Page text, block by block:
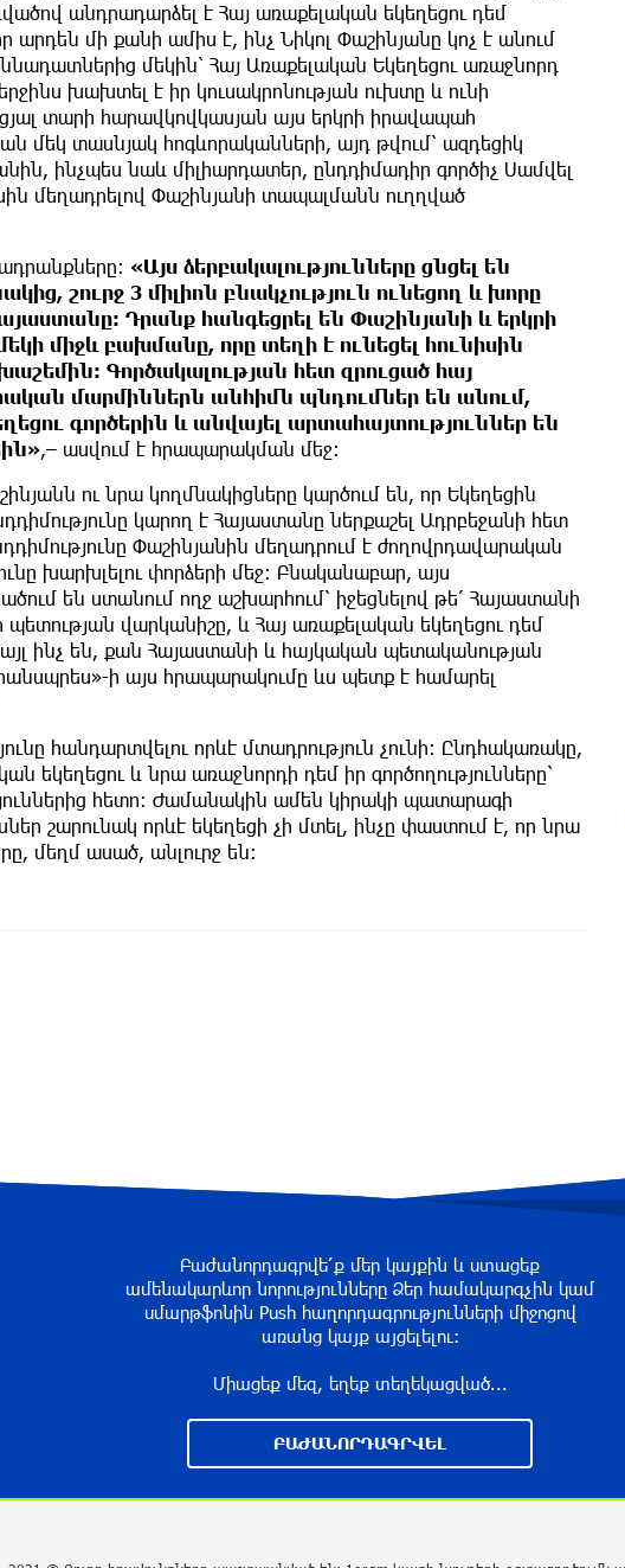
անդրադարձել է Հայ առաքելական եկեղեցու դեմ
արդեն մի քանի ամիս է, ինչ Նիկոլ Փաշինյանը կոչ է անում
մեկին՝ Հայ Առաքելական Եկեղեցու առաջնորդ
խախտել է իր կուսակրոնության ուխտը և ունի
տարի հարավկովկասյան այս երկրի իրավապահ
մեկ տասնյակ հոգևորականների, այդ թվում՝ ազդեցիկ
ինչպես նաև միլիարդատեր, ընդդիմադիր գործիչ Սամվել
մեղադրելով Փաշինյանի տապալմանն ուղղված
«Այս ձերբակալությունները ցնցել են
շուրջ 3 միլիոն բնակչություն ունեցող և խորը
Դրանք հանգեցրել են Փաշինյանի և երկրի
միջև բախմանը, որը տեղի է ունեցել հունիսին
Գործակալության հետ զրուցած հայ
մարմիններն անհիմն պնդումներ են անում,
գործերին և անվայել արտահայտություններ են
,– ասվում է հրապարակման մեջ։
ու նրա կողմնակիցները կարծում են, որ Եկեղեցին
կարող է Հայաստանը ներքաշել Ադրբեջանի հետ
Փաշինյանին մեղադրում է ժողովրդավարական
խարխլելու փորձերի մեջ։ Բնականաբար, այս
են ստանում ողջ աշխարհում՝ իջեցնելով թե՛ Հայաստանի
պետության վարկանիշը, և Հայ առաքելական եկեղեցու դեմ
ինչ են, քան Հայաստանի և հայկական պետականության
ի այս հրապարակումը ևս պետք է համարել
հանդարտվելու որևէ մտադրություն չունի։ Ընդհակառակը,
եկեղեցու և նրա առաջնորդի դեմ իր գործողությունները՝
հետո։ Ժամանակին ամեն կիրակի պատարագի
շարունակ որևէ եկեղեցի չի մտել, ինչը փաստում է, որ նրա
մեղմ ասած, անլուրջ են։
Բաժանորդագրվե՛ք մեր կայքին և ստացեք
ամենակարևոր նորությունները Ձեր համակարգչին կամ
սմարթֆոնին Push հաղորդագրությունների միջոցով
առանց կայք այցելելու։
Միացեք մեզ, եղեք տեղեկացված...
ԲԱԺԱՆՈՐԴԱԳՐՎԵԼ